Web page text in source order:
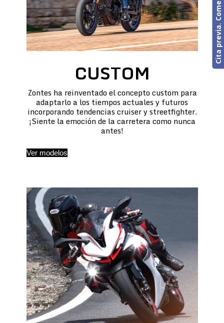
CUSTOM
Zontes ha reinventado el concepto custom para
adaptarlo a los tiempos actuales y futuros
incorporando tendencias cruiser y streetfighter.
¡Siente la emoción de la carretera como nunca
antes!
Ver modelos